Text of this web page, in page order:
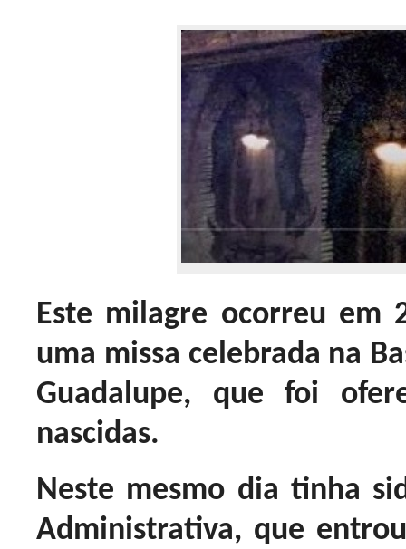
Este milagre ocorreu em
uma missa celebrada na
Guadalupe, que foi
nascidas.
Neste mesmo dia tinha
Administrativa, que